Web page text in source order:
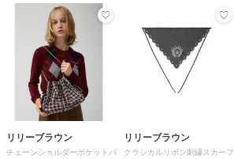
リリーブラウン
チェーンショルダーポケットバ
リリーブラウン
クラシカルリボン刺繍スカーフ